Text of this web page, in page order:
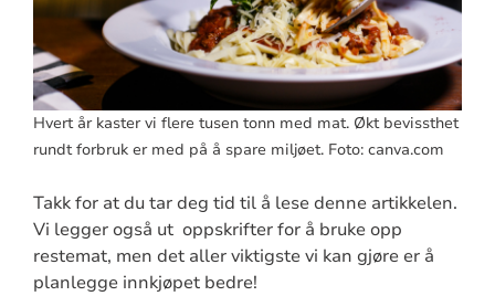
Hvert år kaster vi flere tusen tonn med mat. Økt bevissthet
rundt forbruk er med på å spare miljøet. Foto: canva.com
Takk for at du tar deg tid til å lese denne artikkelen.
Vi legger også ut oppskrifter for å bruke opp
restemat, men det aller viktigste vi kan gjøre er å
planlegge innkjøpet bedre!